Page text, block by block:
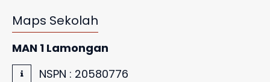
Maps Sekolah
MAN 1 Lamongan
NSPN : 20580776